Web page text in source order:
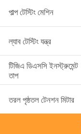
পাল্প টেস্টিং মেশিন
ল্যাব টেস্টিং যন্ত্র
টিজিএ ডিএসসি ইনস্ট্রুমেন্ট
তাপ
তরল পৃষ্ঠতল টেনশন মিটার